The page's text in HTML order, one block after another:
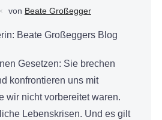
von Beate Großegger
Beate Großeggers Blog
Gesetzen: Sie brechen
konfrontieren uns mit
wir nicht vorbereitet waren.
Lebenskrisen. Und es gilt